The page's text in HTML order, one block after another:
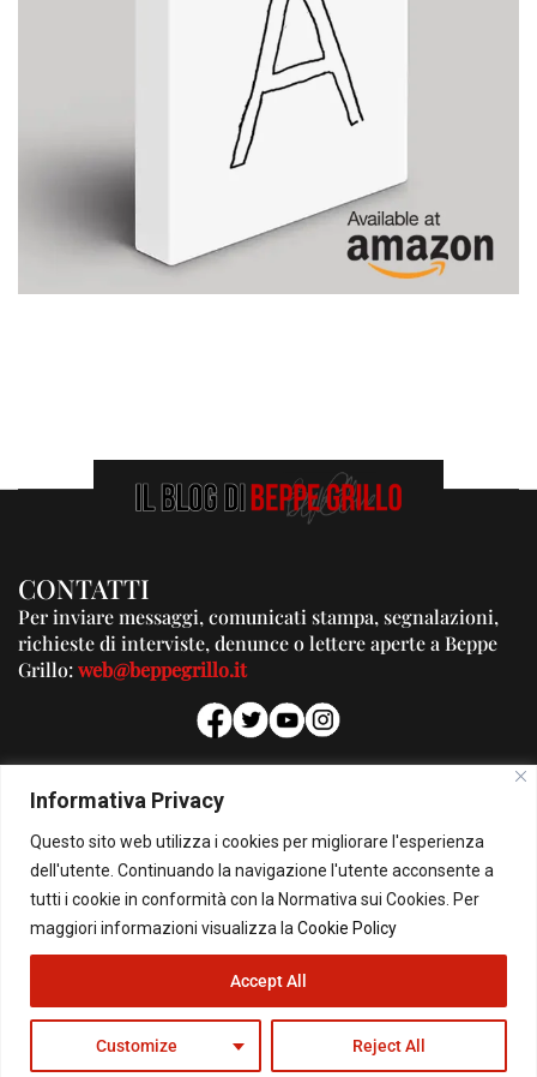
Informativa Privacy
Questo sito web utilizza i cookies per migliorare l'esperienza
dell'utente. Continuando la navigazione l'utente acconsente a
tutti i cookie in conformità con la Normativa sui Cookies. Per
maggiori informazioni visualizza la Cookie Policy
Customize Reject All
Accept All
CONTATTI
Per inviare messaggi, comunicati stampa, segnalazioni,
richieste di interviste, denunce o lettere aperte a Beppe
Grillo:web@beppegrillo.it
PUBBLICITA'
Per la tua pubblicità su questo Blog:
pubblicita@beppegrillo.it
© Copyright 2026 - Il Blog di Beppe Grillo. All Rights Reserved - Powered by
happygrafic.com